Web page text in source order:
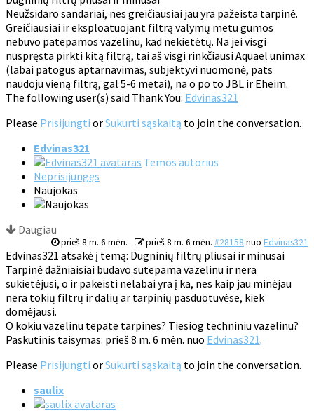
Neužsidaro sandariai, nes greičiausiai jau yra pažeista tarpinė.
Greičiausiai ir eksploatuojant filtrą valymų metu gumos
nebuvo patepamos vazelinu, kad nekietėtų. Na jei visgi
nuspręsta pirkti kitą filtrą, tai aš visgi rinkčiausi Aquael unimax
(labai patogus aptarnavimas, subjektyvi nuomonė, pats
naudoju vieną filtrą, gal 5-6 metai), na o po to JBL ir Eheim.
The following user(s) said Thank You: Edvinas321
Please Prisijungti orSukurti sąskaitą to join the conversation.
Edvinas321
Temos autorius
Neprisijungęs
Naujokas
Daugiau
prieš 8 m. 6 mėn. - prieš 8 m. 6 mėn. #28158 nuo Edvinas321
Edvinas321 atsakė į temą: Dugninių filtrų pliusai ir minusai
Tarpinė dažniaisiai budavo sutepama vazelinu ir nera
sukietėjusi, o ir pakeisti nelabai yra į ka, nes kaip jau minėjau
nera tokių filtrų ir dalių ar tarpinių pasduotuvėse, kiek
domėjausi.
O kokiu vazelinu tepate tarpines? Tiesiog techniniu vazelinu?
Paskutinis taisymas: prieš 8 m. 6 mėn. nuo Edvinas321.
Please Prisijungti orSukurti sąskaitą to join the conversation.
saulix